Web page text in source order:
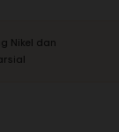
Nikel dan